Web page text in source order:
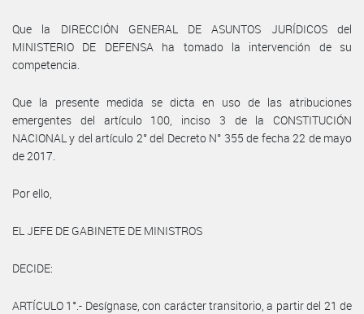
Que la DIRECCIÓN GENERAL DE ASUNTOS JURÍDICOS del
MINISTERIO DE DEFENSA ha tomado la intervención de su
competencia.
Que la presente medida se dicta en uso de las atribuciones
emergentes del artículo 100, inciso 3 de la CONSTITUCIÓN
NACIONAL y del artículo 2° del Decreto N° 355 de fecha 22 de mayo
de 2017.
Por ello,
EL JEFE DE GABINETE DE MINISTROS
DECIDE:
ARTÍCULO 1°.- Desígnase, con carácter transitorio, a partir del 21 de